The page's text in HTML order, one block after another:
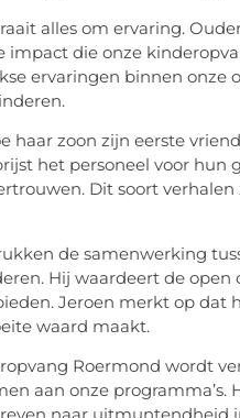
alles om ervaring.
impact die onze
ervaringen binnen onze
haar zoon zijn eerste
het personeel voor
Dit soort
de samenwerking
Hij waardeert de
Jeroen merkt op dat
waard maakt.
Roermond wordt
aan onze